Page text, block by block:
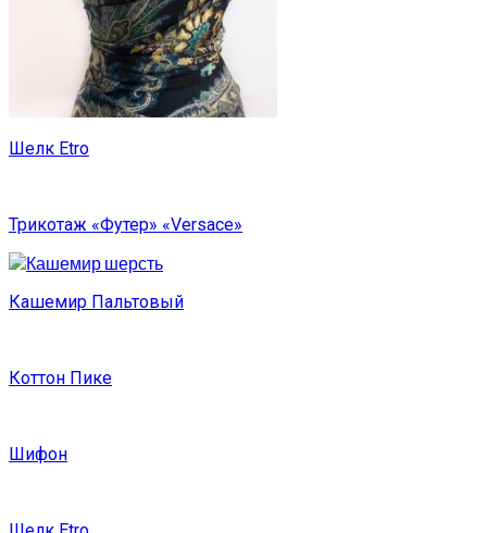
Шелк Etro
Трикотаж «Футер» «Versace»
Кашемир Пальтовый
Коттон Пике
Шифон